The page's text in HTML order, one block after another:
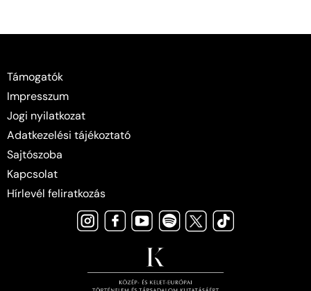
Támogatók
Impresszum
Jogi nyilatkozat
Adatkezelési tájékoztató
Sajtószoba
Kapcsolat
Hírlevél feliratkozás